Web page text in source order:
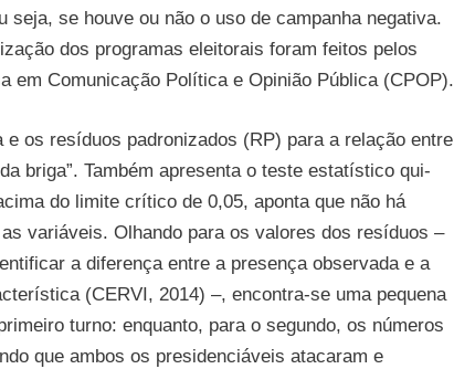
seja, se houve ou não o uso de campanha negativa.
dos programas eleitorais foram feitos pelos
em Comunicação Política e Opinião Pública (CPOP).
e os resíduos padronizados (RP) para a relação entre
briga”. Também apresenta o teste estatístico qui-
do limite crítico de 0,05, aponta que não há
variáveis. Olhando para os valores dos resíduos –
a diferença entre a presença observada e a
(CERVI, 2014) –, encontra-se uma pequena
turno: enquanto, para o segundo, os números
que ambos os presidenciáveis atacaram e